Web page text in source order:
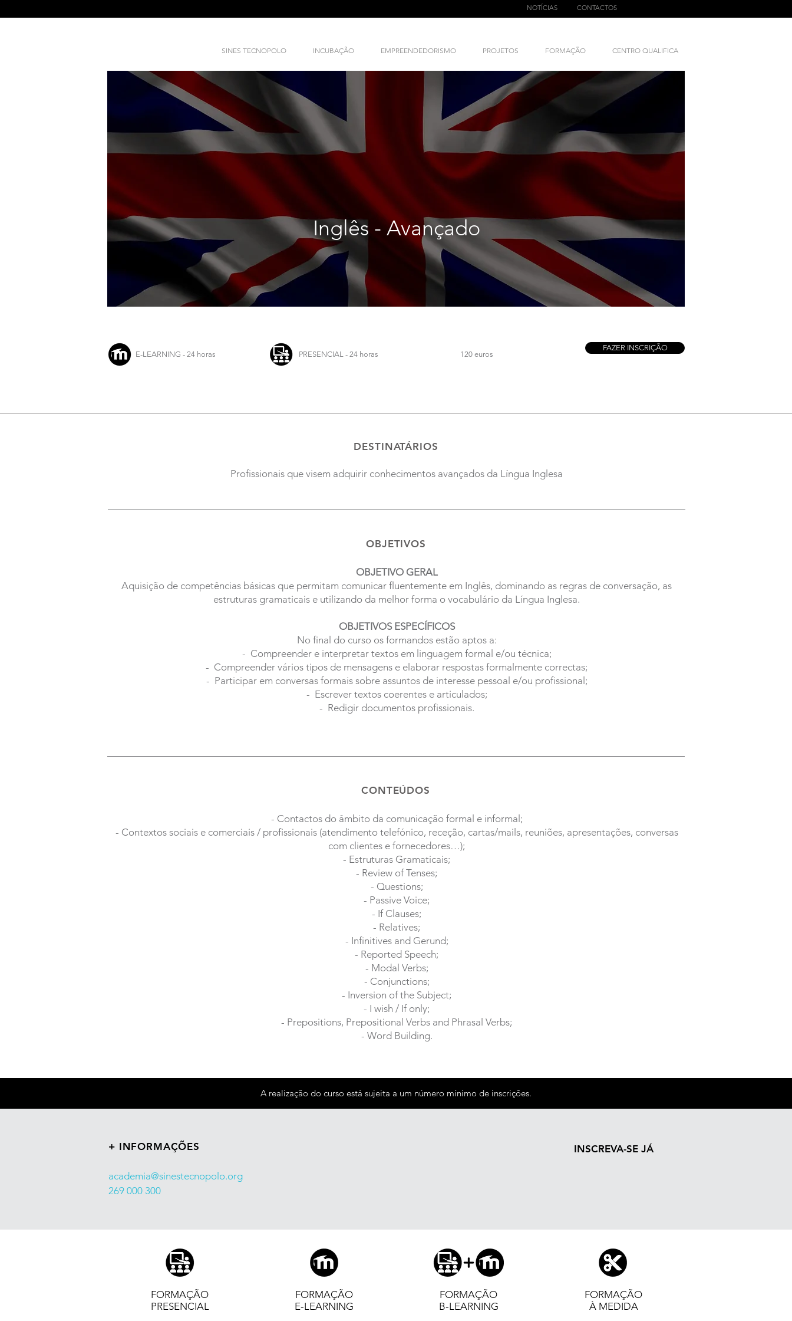
NOTÍCIAS CONTACTOS
SINES TECNOPOLO INCUBAÇÃO EMPREENDEDORISMO PROJETOS FORMAÇÃO CENTRO QUALIFICA
Inglês - Avançado
E-LEARNING - 24 horas PRESENCIAL - 24 horas 120 euros
FAZER INSCRIÇÃO
DESTINATÁRIOS
Profissionais que visem adquirir conhecimentos avançados da Língua Inglesa
OBJETIVOS
OBJETIVO GERAL
Aquisição de competências básicas que permitam comunicar fluentemente em Inglês, dominando as regras de conversação, as
estruturas gramaticais e utilizando da melhor forma o vocabulário da Língua Inglesa.
OBJETIVOS ESPECÍFICOS
No final do curso os formandos estão aptos a:
- Compreender e interpretar textos em linguagem formal e/ou técnica;
- Compreender vários tipos de mensagens e elaborar respostas formalmente correctas;
- Participar em conversas formais sobre assuntos de interesse pessoal e/ou profissional;
- Escrever textos coerentes e articulados;
- Redigir documentos profissionais.
CONTEÚDOS
- Contactos do âmbito da comunicação formal e informal;
- Contextos sociais e comerciais / profissionais (atendimento telefónico, receção, cartas/mails, reuniões, apresentações, conversas
com clientes e fornecedores…);
- Estruturas Gramaticais;
- Review of Tenses;
- Questions;
- Passive Voice;
- If Clauses;
- Relatives;
- Infinitives and Gerund;
- Reported Speech;
- Modal Verbs;
- Conjunctions;
- Inversion of the Subject;
- I wish / If only;
- Prepositions, Prepositional Verbs and Phrasal Verbs;
- Word Building.
A realização do curso está sujeita a um número mínimo de inscrições.
+ INFORMAÇÕES
academia@sinestecnopolo.org
269 000 300
INSCREVA-SE JÁ
FORMAÇÃO
PRESENCIAL
FORMAÇÃO
E-LEARNING
FORMAÇÃO
B-LEARNING
FORMAÇÃO
À MEDIDA